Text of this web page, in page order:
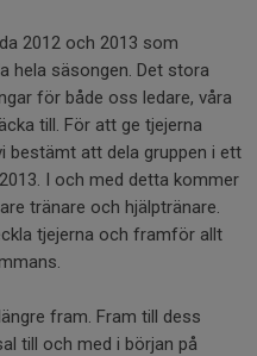
2012 och 2013 som
hela säsongen. Det stora
för både oss ledare, våra
till. För att ge tjejerna
bestämt att dela gruppen i ett
I och med detta kommer
tränare och hjälptränare.
tjejerna och framför allt
fram. Fram till dess
till och med i början på